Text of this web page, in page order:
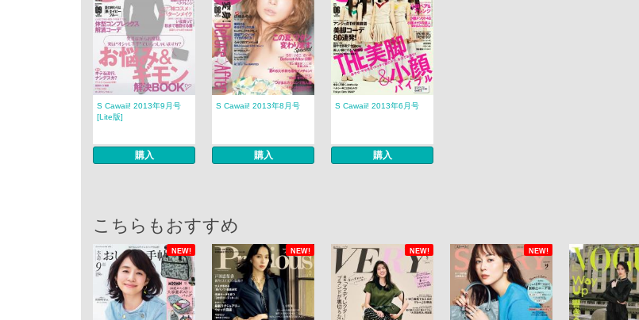
S Cawaii! 2013年9月号
[Lite版]
購入
S Cawaii! 2013年8月号
購入
S Cawaii! 2013年6月号
購入
こちらもおすすめ
NEW! NEW! NEW! NEW!